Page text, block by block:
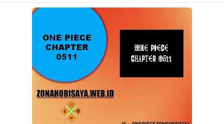
Arti Bendera Barbados, Negara Kepulauan Yang Terletak Di Kawasan
Karibia
Cara Daftar Danamon Mobile Banking, Mudah Banget Dan Lengkap
Caranya Disini
7 Fakta Elbaph One Piece, Menjadi Tempat Yang Sangat Ingin